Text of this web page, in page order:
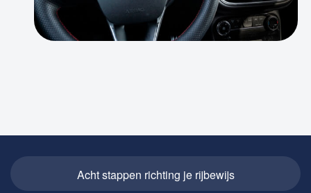
Acht stappen richting je rijbewijs